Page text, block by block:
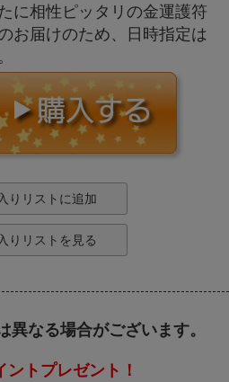
に相性ピッタリの金運護符
お届けのため、日時指定は
りリストに追加
りリストを見る
異なる場合がございます。
トプレゼント！